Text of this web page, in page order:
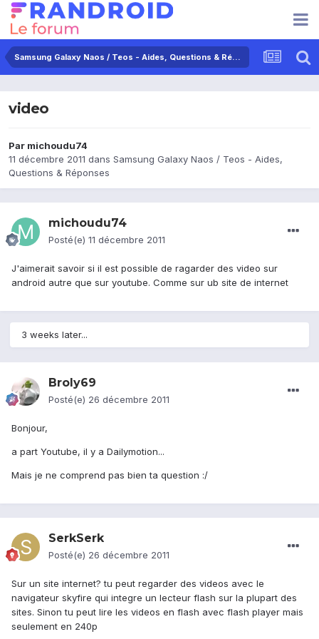
Samsung Galaxy Naos / Teos - Aides, Questions & Réponses
video
Par michoudu74
11 décembre 2011 dans Samsung Galaxy Naos / Teos - Aides,
Questions & Réponses
michoudu74
Posté(e) 11 décembre 2011
J'aimerait savoir si il est possible de ragarder des video sur
android autre que sur youtube. Comme sur ub site de internet
3 weeks later...
Broly69
Posté(e) 26 décembre 2011
Bonjour,
a part Youtube, il y a Dailymotion...
Mais je ne comprend pas bien ta question :/
SerkSerk
Posté(e) 26 décembre 2011
Sur un site internet? tu peut regarder des videos avec le
navigateur skyfire qui integre un lecteur flash sur la plupart des
sites. Sinon tu peut lire les videos en flash avec flash player mais
seulement en 240p